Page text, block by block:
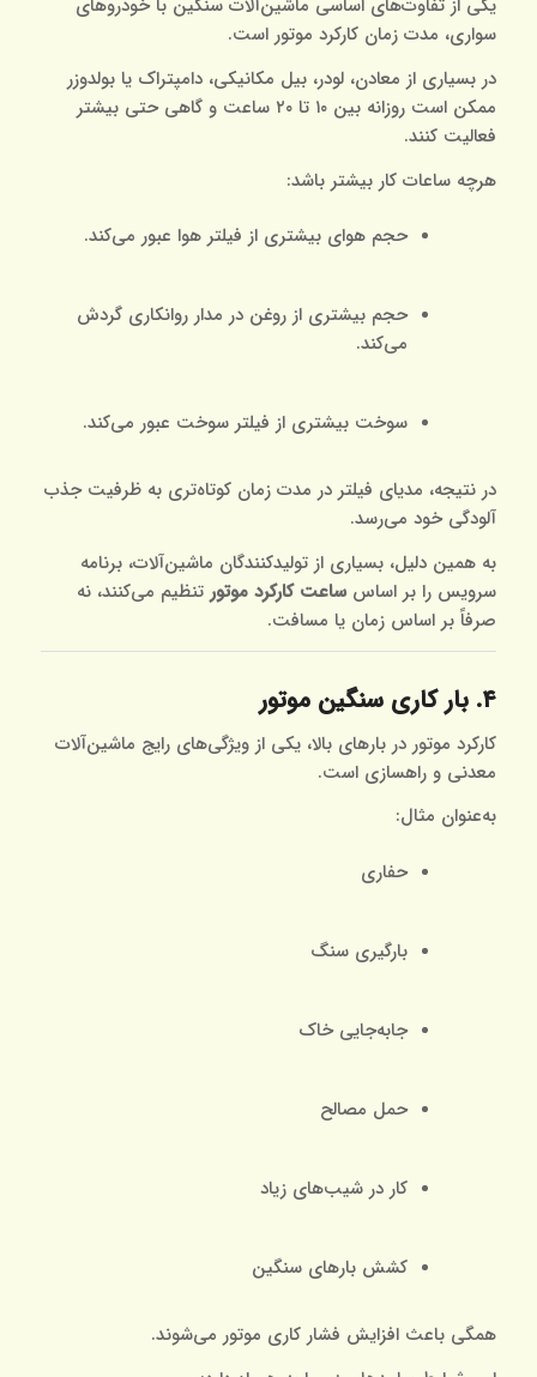
یکی از تفاوت‌های اساسی ماشین‌آلات سنگین با خودروهای
سواری، مدت زمان کارکرد موتور است.
در بسیاری از معادن، لودر، بیل مکانیکی، دامپتراک یا بولدوزر
ممکن است روزانه بین ۱۰ تا ۲۰ ساعت و گاهی حتی بیشتر
فعالیت کنند.
هرچه ساعات کار بیشتر باشد:
حجم هوای بیشتری از فیلتر هوا عبور می‌کند.
حجم بیشتری از روغن در مدار روانکاری گردش
می‌کند.
سوخت بیشتری از فیلتر سوخت عبور می‌کند.
در نتیجه، مدیای فیلتر در مدت زمان کوتاه‌تری به ظرفیت جذب
آلودگی خود می‌رسد.
به همین دلیل، بسیاری از تولیدکنندگان ماشین‌آلات، برنامه
سرویس را بر اساس ساعت کارکرد موتورتنظیم می‌کنند، نه
صرفاً بر اساس زمان یا مسافت.
۴. بار کاری سنگین موتور
کارکرد موتور در بارهای بالا، یکی از ویژگی‌های رایج ماشین‌آلات
معدنی و راهسازی است.
به‌عنوان مثال:
حفاری
بارگیری سنگ
جابه‌جایی خاک
حمل مصالح
کار در شیب‌های زیاد
کشش بارهای سنگین
همگی باعث افزایش فشار کاری موتور می‌شوند.